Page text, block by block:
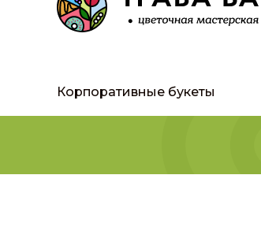
Корпоративные букеты